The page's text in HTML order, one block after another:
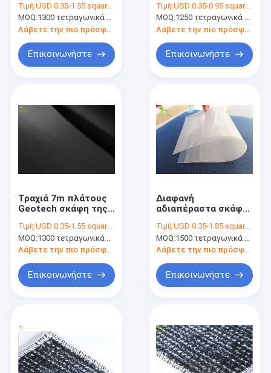
Προϊόντα
Περίπου εμείς
αντίστασης πίεσης
για την απότομη
προστασία κλίσεων
Τιμή:USD 0.35-1.55 square meters
MOQ:1300 τετραγωνικά μέτρα
Λάβετε την πιο πρόσφατη τιμή
Επικοινωνήστε
κλίσεων υφάσματος
Geotech για το
εργοστάσιο χημικής
βιομηχανίας
Τιμή:USD 0.35-0.95 square meters
MOQ:1250 τετραγωνικά μέτρα
Επικοινωνήστε
Τραχιά 7m πλάτους
Geotech σκάφη της
υφάσματος
πλαστικά για την
προστασία
πλημμυρών
Τιμή:USD 0.35-1.55 square meters
MOQ:1300 τετραγωνικά μέτρα
Λάβετε την πιο πρόσφατη τιμή
Επικοινωνήστε
Διαφανή
αδιαπέραστα σκάφη
πολυαιθυλενίου
υφάσματος Geotech
μήκους 100m
Τιμή:USD 0.35-1.85 square meters
MOQ:1500 τετραγωνικά μέτρα
Λάβετε την πιο πρόσφατη τιμή
Επικοινωνήστε